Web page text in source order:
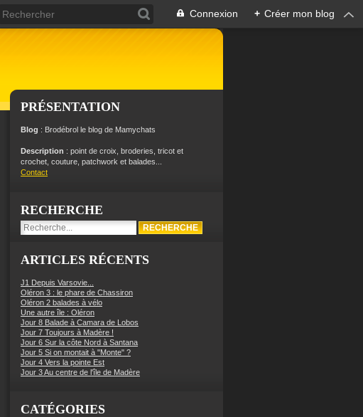
Connexion + Créer mon blog
PRÉSENTATION
Blog : Brodébrol le blog de Mamychats
Description : point de croix, broderies, tricot et
crochet, couture, patchwork et balades...
Contact
RECHERCHE
ARTICLES RÉCENTS
J1 Depuis Varsovie...
Oléron 3 : le phare de Chassiron
Oléron 2 balades à vélo
Une autre île : Oléron
Jour 8 Balade à Camara de Lobos
Jour 7 Toujours à Madère !
Jour 6 Sur la côte Nord à Santana
Jour 5 Si on montait à "Monte" ?
Jour 4 Vers la pointe Est
Jour 3 Au centre de l'île de Madère
CATÉGORIES